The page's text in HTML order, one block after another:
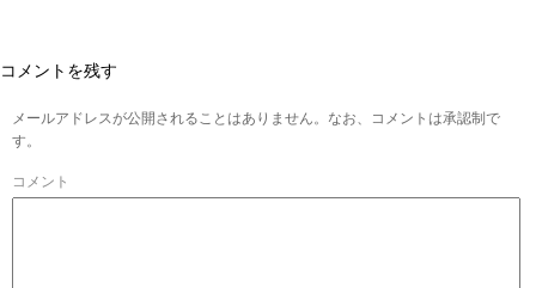
コメントを残す
メールアドレスが公開されることはありません。なお、コメントは承認制で
す。
コメント